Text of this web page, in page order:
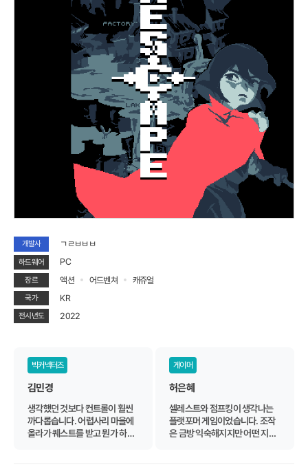
개발사 ㄱㄹㅂㅂㅂ
하드웨어 PC
장르 액션 어드벤쳐 캐쥬얼
국가 KR
전시년도 2022
빅커넥터즈
김민경
생각했던 것보다 컨트롤이 훨씬
까다롭습니다. 어렵사리 마을에
올라가 퀘스트를 받고 뭔가 하려
게이머
허은혜
셀레스트와 점프킹이 생각나는
플랫포머 게임이었습니다. 조작
은 금방 익숙해지지만 어떤 지형